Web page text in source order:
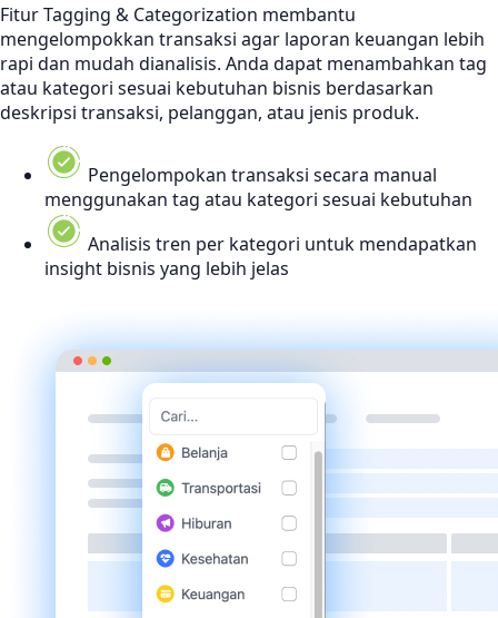
Fitur Tagging & Categorization membantu
mengelompokkan transaksi agar laporan keuangan lebih
rapi dan mudah dianalisis. Anda dapat menambahkan tag
atau kategori sesuai kebutuhan bisnis berdasarkan
deskripsi transaksi, pelanggan, atau jenis produk.
Pengelompokan transaksi secara manual
menggunakan tag atau kategori sesuai kebutuhan
Analisis tren per kategori untuk mendapatkan
insight bisnis yang lebih jelas